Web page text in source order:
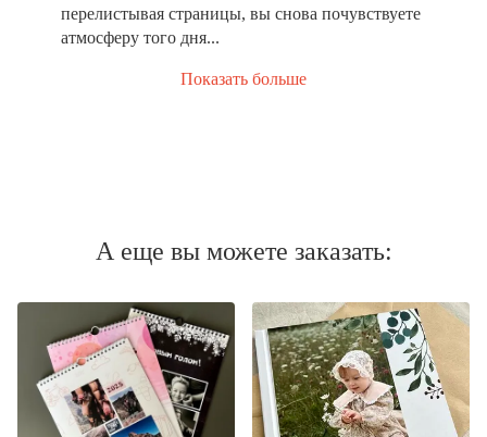
перелистывая страницы, вы снова почувствуете
атмосферу того дня...
Показать больше
А еще вы можете заказать: